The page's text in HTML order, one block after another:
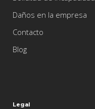
Daños en la empresa
Contacto
Blog
Legal